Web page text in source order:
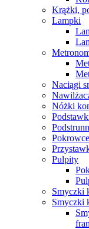
Krążki,
Lampki
Naciągi
Nóżki
Pulpity
Smyczki
Smyczki